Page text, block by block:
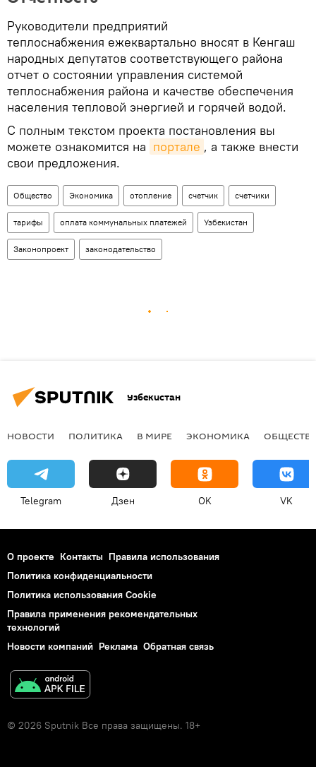
Руководители предприятий
теплоснабжения ежеквартально вносят в Кенгаш
народных депутатов соответствующего района
отчет о состоянии управления системой
теплоснабжения района и качестве обеспечения
населения тепловой энергией и горячей водой.
С полным текстом проекта постановления вы
можете ознакомится на портале , а также внести
свои предложения.
Общество Экономика отопление счетчик счетчики
тарифы оплата коммунальных платежей Узбекистан
Законопроект законодательство
Узбекистан
НОВОСТИ ПОЛИТИКА В МИРЕ ЭКОНОМИКА
Telegram Дзен OK VK
О проекте Контакты Правила использования
Политика конфиденциальности
Политика использования Cookie
Правила применения рекомендательных
технологий
Новости компаний Реклама Обратная связь
© 2026 Sputnik Все права защищены. 18+